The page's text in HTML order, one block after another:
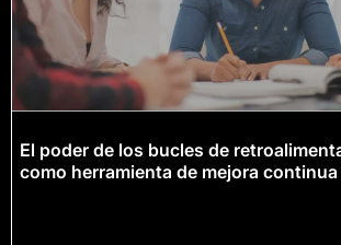
El poder de los bucles de
como herramienta de mejora continua